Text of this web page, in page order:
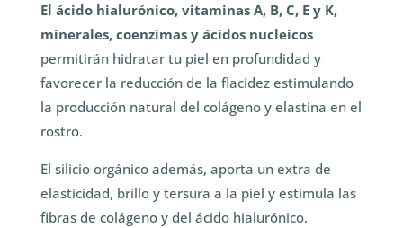
El ácido hialurónico, vitaminas A, B, C, E y K,
minerales, coenzimas y ácidos nucleicos
permitirán hidratar tu piel en profundidad y
favorecer la reducción de la flacidez estimulando
la producción natural del colágeno y elastina en el
rostro.
El silicio orgánico además, aporta un extra de
elasticidad, brillo y tersura a la piel y estimula las
fibras de colágeno y del ácido hialurónico.